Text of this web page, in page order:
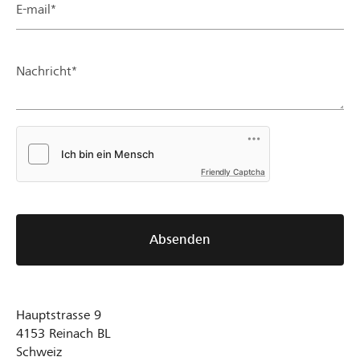
E-mail*
Nachricht*
Friendly Captcha
Absenden
Hauptstrasse 9
4153 Reinach BL
Schweiz